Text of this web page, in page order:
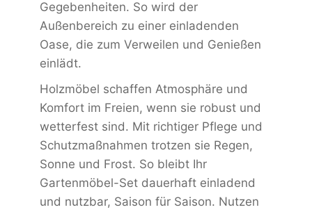
Gegebenheiten. So wird der
Außenbereich zu einer einladenden
Oase, die zum Verweilen und Genießen
einlädt.
Holzmöbel schaffen Atmosphäre und
Komfort im Freien, wenn sie robust und
wetterfest sind. Mit richtiger Pflege und
Schutzmaßnahmen trotzen sie Regen,
Sonne und Frost. So bleibt Ihr
Gartenmöbel-Set dauerhaft einladend
und nutzbar, Saison für Saison. Nutzen